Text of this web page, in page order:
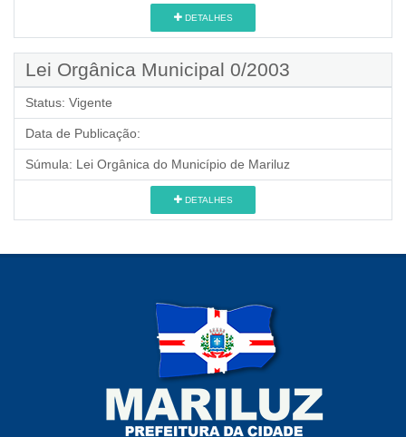
DETALHES
Lei Orgânica Municipal 0/2003
Status: Vigente
Data de Publicação:
Súmula: Lei Orgânica do Município de Mariluz
DETALHES